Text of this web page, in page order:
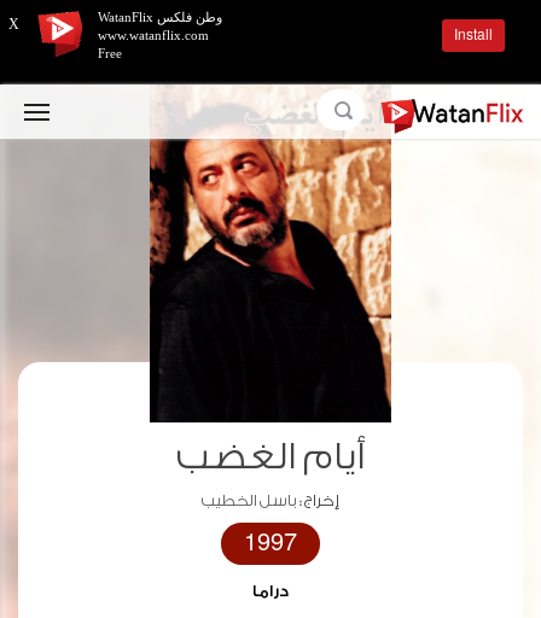
أيام الغضب
إخراج :باسل الخطيب
1997
دراما
X
وطن فلكس WatanFlix
www.watanflix.com
Free
Install